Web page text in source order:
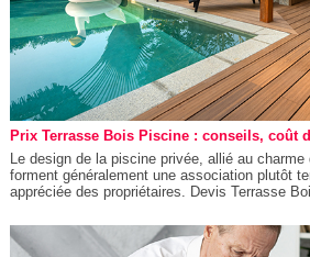
Prix Terrasse Bois Piscine : conseils, coût
Le design de la piscine privée, allié au charme
forment généralement une association plutôt
appréciée des propriétaires. Devis Terrasse